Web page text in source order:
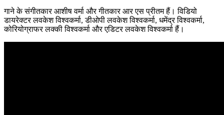
गाने के संगीतकार आशीष वर्मा और गीतकार आर एस प्रीतम हैं। विडियो
डायरेक्टर लवकेश विश्वकर्मा, डीओपी लवकेश विश्वकर्मा, धमेंद्र विश्वकर्मा,
कोरियोग्राफर लक्की विश्वकर्मा और एडिटर लवकेश विश्वकर्मा हैं।